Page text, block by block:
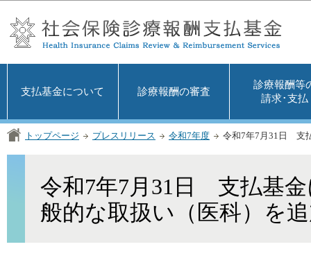
支払基金について 診療報酬の審査
診療報酬等
請求･支払
トップページ プレスリリース 令和7年度 令和7年7月31日 支
令和7年7月31日 支払基
般的な取扱い（医科）を